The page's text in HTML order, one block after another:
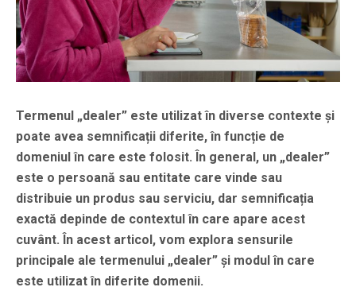
Termenul „dealer” este utilizat în diverse contexte și
poate avea semnificații diferite, în funcție de
domeniul în care este folosit. În general, un „dealer”
este o persoană sau entitate care vinde sau
distribuie un produs sau serviciu, dar semnificația
exactă depinde de contextul în care apare acest
cuvânt. În acest articol, vom explora sensurile
principale ale termenului „dealer” și modul în care
este utilizat în diferite domenii.